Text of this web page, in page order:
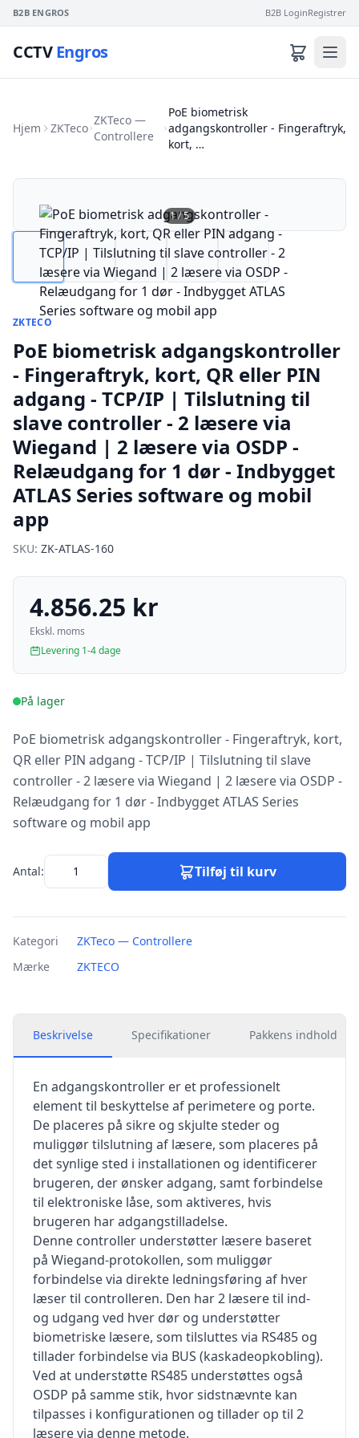
B2B ENGROS B2B LoginRegistrer
CCTVEngros
Hjem ZKTeco
ZKTeco —
Controllere
PoE biometrisk
adgangskontroller - Fingeraftryk,
kort, …
1/5
ZKTECO
PoE biometrisk adgangskontroller
- Fingeraftryk, kort, QR eller PIN
adgang - TCP/IP | Tilslutning til
slave controller - 2 læsere via
Wiegand | 2 læsere via OSDP -
Relæudgang for 1 dør - Indbygget
ATLAS Series software og mobil
app
SKU: ZK-ATLAS-160
4.856.25 kr
Ekskl. moms
Levering 1-4 dage
På lager
PoE biometrisk adgangskontroller - Fingeraftryk, kort,
QR eller PIN adgang - TCP/IP | Tilslutning til slave
controller - 2 læsere via Wiegand | 2 læsere via OSDP -
Relæudgang for 1 dør - Indbygget ATLAS Series
software og mobil app
Antal: Tilføj til kurv
Kategori
ZKTeco — Controllere
Mærke
ZKTECO
Beskrivelse Specifikationer Pakkens indhold
En adgangskontroller er et professionelt
element til beskyttelse af perimetere og porte.
De placeres på sikre og skjulte steder og
muliggør tilslutning af læsere, som placeres på
det synlige sted i installationen og identificerer
brugeren, der ønsker adgang, samt forbindelse
til elektroniske låse, som aktiveres, hvis
brugeren har adgangstilladelse.
Denne controller understøtter læsere baseret
på Wiegand-protokollen, som muliggør
forbindelse via direkte ledningsføring af hver
læser til controlleren. Den har 2 læsere til ind-
og udgang ved hver dør og understøtter
biometriske læsere, som tilsluttes via RS485 og
tillader forbindelse via BUS (kaskadeopkobling).
Ved at understøtte RS485 understøttes også
OSDP på samme stik, hvor sidstnævnte kan
tilpasses i konfigurationen og tillader op til 2
læsere via denne metode.